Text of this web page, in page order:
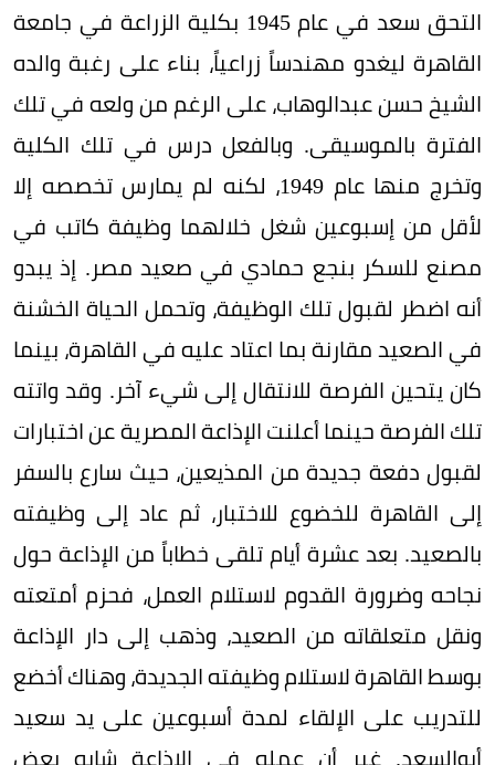
التحق سعد في عام 1945 بكلية الزراعة في جامعة
القاهرة ليغدو مهندساً زراعياً، بناء على رغبة والده
الشيخ حسن عبدالوهاب، على الرغم من ولعه في تلك
الفترة بالموسيقى. وبالفعل درس في تلك الكلية
وتخرج منها عام 1949، لكنه لم يمارس تخصصه إلا
لأقل من إسبوعين شغل خلالهما وظيفة كاتب في
مصنع للسكر بنجع حمادي في صعيد مصر. إذ يبدو
أنه اضطر لقبول تلك الوظيفة، وتحمل الحياة الخشنة
في الصعيد مقارنة بما اعتاد عليه في القاهرة، بينما
كان يتحين الفرصة للانتقال إلى شيء آخر. وقد واتته
تلك الفرصة حينما أعلنت الإذاعة المصرية عن اختبارات
لقبول دفعة جديدة من المذيعين، حيث سارع بالسفر
إلى القاهرة للخضوع للاختبار، ثم عاد إلى وظيفته
بالصعيد. بعد عشرة أيام تلقى خطاباً من الإذاعة حول
نجاحه وضرورة القدوم لاستلام العمل، فحزم أمتعته
ونقل متعلقاته من الصعيد، وذهب إلى دار الإذاعة
بوسط القاهرة لاستلام وظيفته الجديدة، وهناك أخضع
للتدريب على الإلقاء لمدة أسبوعين على يد سعيد